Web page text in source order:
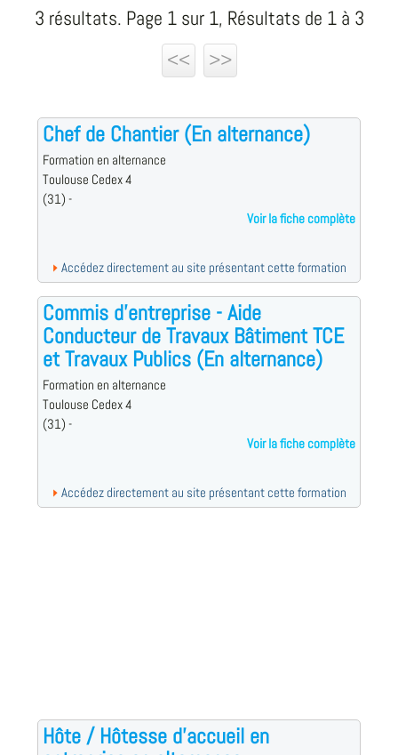
3 résultats. Page 1 sur 1, Résultats de 1 à 3
<<
>>
Chef de Chantier (En alternance)
Formation en alternance
Toulouse Cedex 4
(31) -
Voir la fiche complète
Accédez directement au site présentant cette formation
Commis d'entreprise - Aide
Conducteur de Travaux Bâtiment TCE
et Travaux Publics (En alternance)
Formation en alternance
Toulouse Cedex 4
(31) -
Voir la fiche complète
Accédez directement au site présentant cette formation
Hôte / Hôtesse d'accueil en